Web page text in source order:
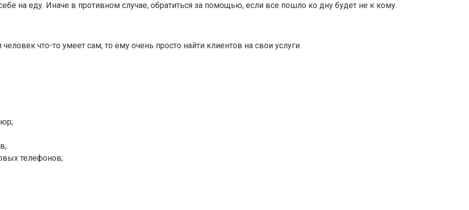
на еду. Иначе в противном случае, обратиться за помощью, если все пошло ко дну будет не к кому.
что-то умеет сам, то ему очень просто найти клиентов на свои услуги.
телефонов;